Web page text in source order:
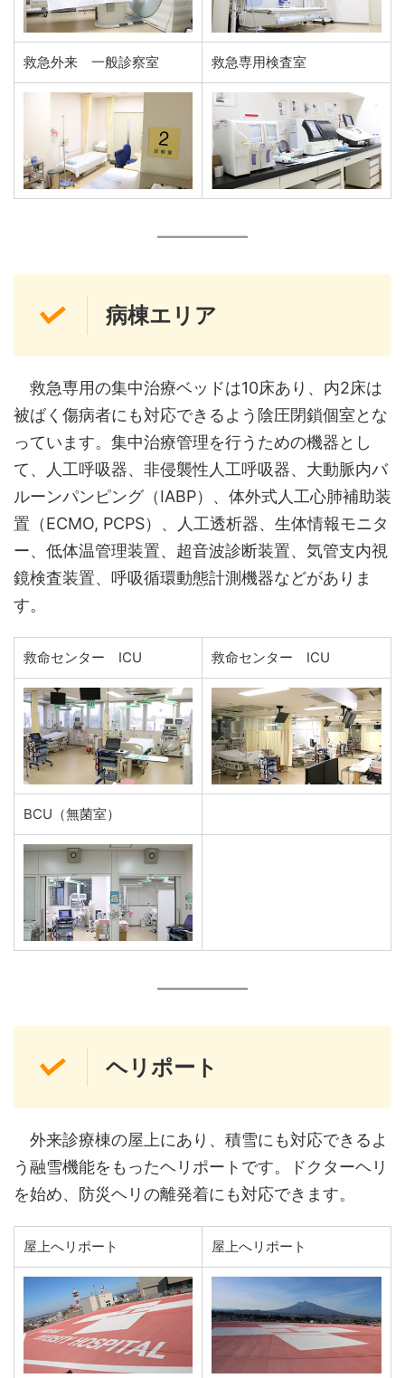
救急外来 一般診察室 救急専用検査室
病棟エリア
救急専用の集中治療ベッドは10床あり、内2床は
被ばく傷病者にも対応できるよう陰圧閉鎖個室とな
っています。集中治療管理を行うための機器とし
て、人工呼吸器、非侵襲性人工呼吸器、大動脈内バ
ルーンパンピング（IABP）、体外式人工心肺補助装
置（ECMO, PCPS）、人工透析器、生体情報モニタ
ー、低体温管理装置、超音波診断装置、気管支内視
鏡検査装置、呼吸循環動態計測機器などがありま
す。
救命センター ICU 救命センター ICU
BCU（無菌室）
ヘリポート
外来診療棟の屋上にあり、積雪にも対応できるよ
う融雪機能をもったヘリポートです。ドクターヘリ
を始め、防災ヘリの離発着にも対応できます。
屋上へリポート 屋上へリポート